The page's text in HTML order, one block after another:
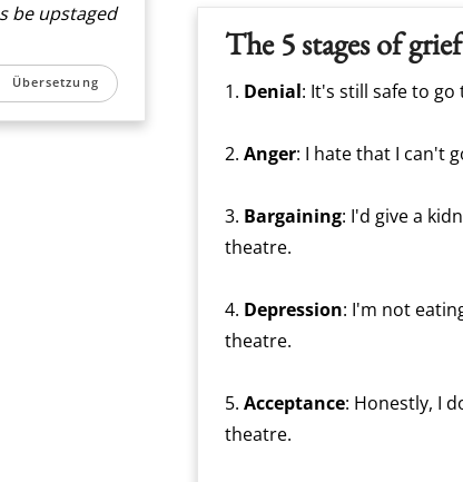
be upstaged
Übersetzung
The 5 stages of grief
1. Denial: It's still safe to
2.Anger: I hate that I can't
3. Bargaining: I'd give a
theatre.
4. Depression: I'm not
theatre.
5.Acceptance: Honestly, I
theatre.